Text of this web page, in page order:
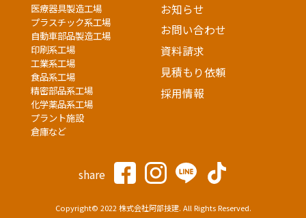
医療器具製造工場
プラスチック系工場
自動車部品製造工場
印刷系工場
工業系工場
食品系工場
精密部品系工場
化学薬品系工場
プラント施設
倉庫など
お知らせ
お問い合わせ
資料請求
見積もり依頼
採用情報
share
Copyright© 2022 株式会社阿部技建. All Rights Reserved.